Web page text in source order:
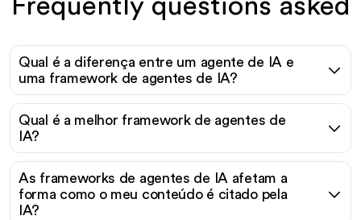
Frequently questions asked
Qual é a diferença entre um agente de IA e
uma framework de agentes de IA?
Qual é a melhor framework de agentes de
IA?
As frameworks de agentes de IA afetam a
forma como o meu conteúdo é citado pela
IA?